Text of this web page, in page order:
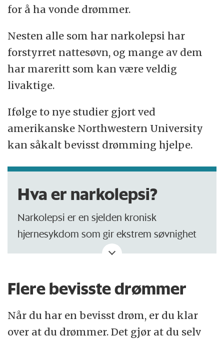
for å ha vonde drømmer.
Nesten alle som har narkolepsi har
forstyrret nattesøvn, og mange av dem
har mareritt som kan være veldig
livaktige.
Ifølge to nye studier gjort ved
amerikanske Northwestern University
kan såkalt bevisst drømming hjelpe.
Hva er narkolepsi?
Narkolepsi er en sjelden kronisk
hjernesykdom som gir ekstrem søvnighet
på dagtid i en eller annen form.
ungdomsalder. Det er antatt at mellom
1000 og 2500 personer har narkolepsi i
Norge.
Flere bevisste drømmer
Når du har en bevisst drøm, er du klar
over at du drømmer. Det gjør at du selv